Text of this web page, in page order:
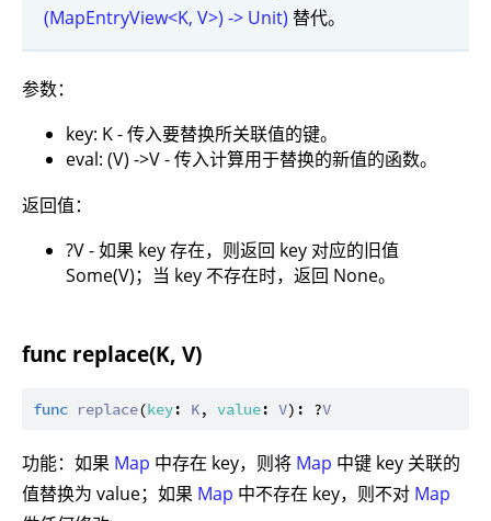
(MapEntryView<K, V>) -> Unit) 替代。
参数：
key: K - 传入要替换所关联值的键。
eval: (V) ->V - 传入计算用于替换的新值的函数。
返回值：
?V - 如果 key 存在，则返回 key 对应的旧值
Some(V)；当 key 不存在时，返回 None。
func replace(K, V)
func replace(key: K, value: V): ?V
功能：如果 Map 中存在 key，则将 Map 中键 key 关联的
值替换为 value；如果 Map 中不存在 key，则不对 Map